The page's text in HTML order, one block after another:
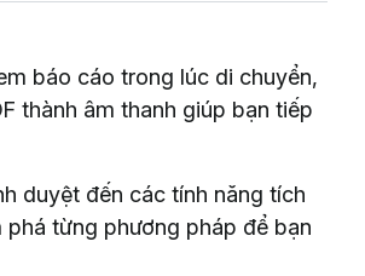
báo cáo trong lúc di chuyển,
thành âm thanh giúp bạn tiếp
duyệt đến các tính năng tích
từng phương pháp để bạn